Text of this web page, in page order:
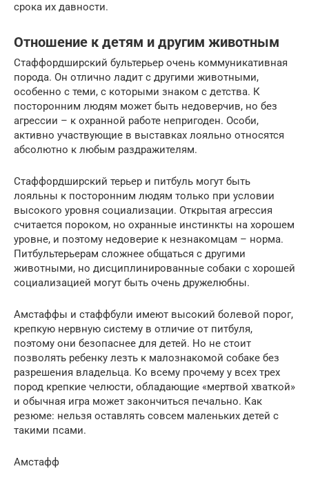
срока их давности.
Отношение к детям и другим животным
Стаффордширский бультерьер очень коммуникативная
порода. Он отлично ладит с другими животными,
особенно с теми, с которыми знаком с детства. К
посторонним людям может быть недоверчив, но без
агрессии – к охранной работе непригоден. Особи,
активно участвующие в выставках лояльно относятся
абсолютно к любым раздражителям.
Стаффордширский терьер и питбуль могут быть
лояльны к посторонним людям только при условии
высокого уровня социализации. Открытая агрессия
считается пороком, но охранные инстинкты на хорошем
уровне, и поэтому недоверие к незнакомцам – норма.
Питбультерьерам сложнее общаться с другими
животными, но дисциплинированные собаки с хорошей
социализацией могут быть очень дружелюбны.
Амстаффы и стаффбули имеют высокий болевой порог,
крепкую нервную систему в отличие от питбуля,
поэтому они безопаснее для детей. Но не стоит
позволять ребенку лезть к малознакомой собаке без
разрешения владельца. Ко всему прочему у всех трех
пород крепкие челюсти, обладающие «мертвой хваткой»
и обычная игра может закончиться печально. Как
резюме: нельзя оставлять совсем маленьких детей с
такими псами.
Амстафф